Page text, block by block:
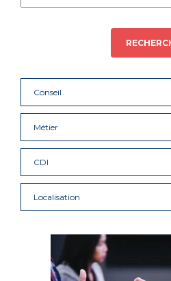
Conseil
Métier
CDI
Localisation